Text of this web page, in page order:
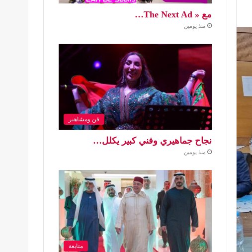
مع « The Next Ad…
منذ يومين
فن ومشاهير
نجاح جماهيري وفني كبير يكلل…
منذ يومين
متابعة